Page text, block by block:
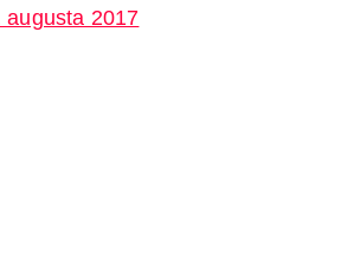
augusta 2017